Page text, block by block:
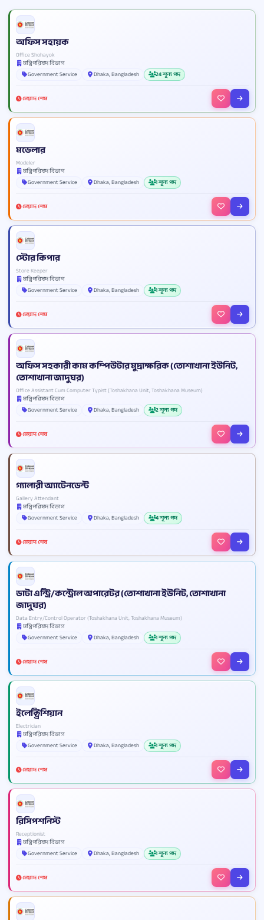
অফিস সহায়ক
Office Shohayok
মন্ত্রিপরিষদ বিভাগ
Government Service
Dhaka, Bangladesh 24 শূন্য পদ
মেয়াদ শেষ
মডেলার
Modeler
মন্ত্রিপরিষদ বিভাগ
Government Service
Dhaka, Bangladesh 1 শূন্য পদ
মেয়াদ শেষ
স্টোর কিপার
Store Keeper
মন্ত্রিপরিষদ বিভাগ
Government Service
Dhaka, Bangladesh 1 শূন্য পদ
মেয়াদ শেষ
অফিস সহকারী কাম কম্পিউটার মুদ্রাক্ষরিক (তোশাখানা ইউনিট,
তোশাখানা জাদুঘর)
Office Assistant Cum Computer Typist (Toshakhana Unit, Toshakhana Museum)
মন্ত্রিপরিষদ বিভাগ
Government Service
Dhaka, Bangladesh 2 শূন্য পদ
মেয়াদ শেষ
গ্যালারী অ্যাটেনডেন্ট
Gallery Attendant
মন্ত্রিপরিষদ বিভাগ
Government Service
Dhaka, Bangladesh 4 শূন্য পদ
মেয়াদ শেষ
ডাটা এন্ট্রি/কন্ট্রোল অপারেটর (তোশাখানা ইউনিট, তোশাখানা
জাদুঘর)
Data Entry/Control Operator (Toshakhana Unit, Toshakhana Museum)
মন্ত্রিপরিষদ বিভাগ
Government Service
Dhaka, Bangladesh 1 শূন্য পদ
মেয়াদ শেষ
ইলেক্ট্রিশিয়ান
Electrician
মন্ত্রিপরিষদ বিভাগ
Government Service
Dhaka, Bangladesh 1 শূন্য পদ
মেয়াদ শেষ
রিসিপশনিস্ট
Receptionist
মন্ত্রিপরিষদ বিভাগ
Government Service
Dhaka, Bangladesh 1 শূন্য পদ
মেয়াদ শেষ